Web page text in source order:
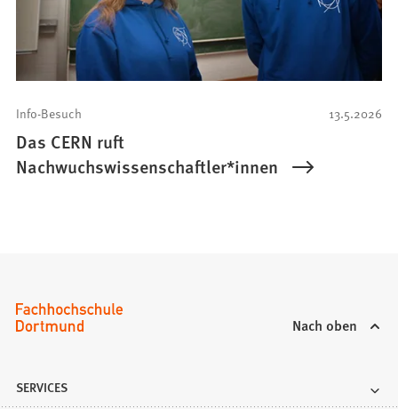
13.5.2026
Info-Besuch
Das CERN ruft
Nachwuchswissenschaftler*innen
Nach oben
SERVICES